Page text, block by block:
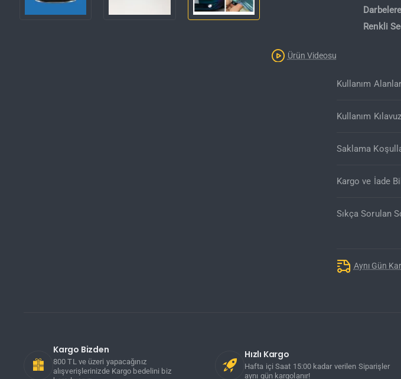
Ürün Videosu
Renkli
Kullanım
Kullanım
Saklama
Kargo ve İade
Sıkça Sorulan
Aynı Gün
Kargo Bizden
800 TL ve üzeri yapacağınız
alışverişlerinizde Kargo bedelini biz
Hızlı Kargo
Hafta içi Saat 15:00 kadar verilen Siparişler
aynı gün kargolanır!